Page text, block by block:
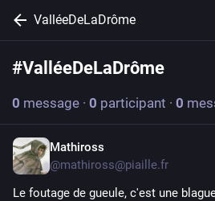
ValléeDeLaDrôme
#ValléeDeLaDrôme
0 message · 0 participant · 0
Mathiross
@mathiross@piaille.fr
Le foutage de gueule, c'est une